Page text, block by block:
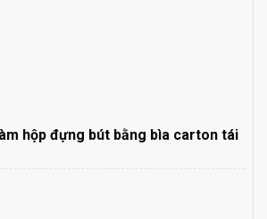
hộp đựng bút bằng bìa carton tái